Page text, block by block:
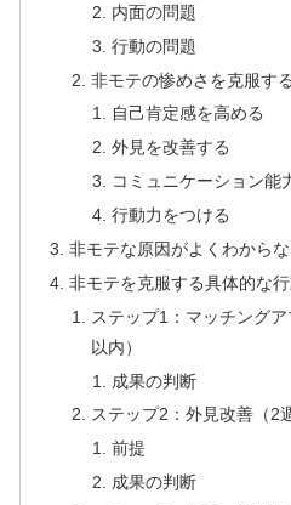
内面の問題
行動の問題
非モテの惨めさを克服する
自己肯定感を高める
外見を改善する
コミュニケーション能
行動力をつける
非モテな原因がよくわから
非モテを克服する具体的な
ステップ1：マッチング
以内）
成果の判断
ステップ2：外見改善（2
前提
成果の判断